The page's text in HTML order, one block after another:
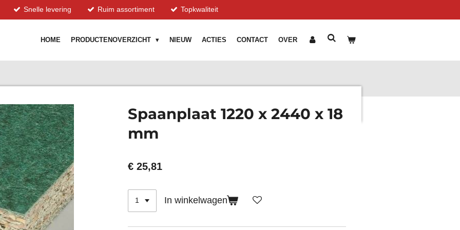
Snelle levering Ruim assortiment Topkwaliteit
HOME PRODUCTENOVERZICHT NIEUW ACTIES CONTACT OVER
Spaanplaat 1220 x 2440 x 18
mm
€ 25,81
In winkelwagen